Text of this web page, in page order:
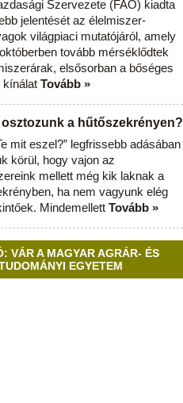
Szervezete (FAO) kiadta
jelentését az élelmiszer-
világpiaci mutatójáról, amely
tovább mérséklődtek
elsősorban a bőséges
kínálat Tovább »
osztozunk a hűtőszekrényen?
mit eszel?” legfrissebb adásában
körül, hogy vajon az
mellett még kik laknak a
ha nem vagyunk elég
Mindemellett Tovább »
VÁR A MAGYAR AGRÁR- ÉS
EGYETEM